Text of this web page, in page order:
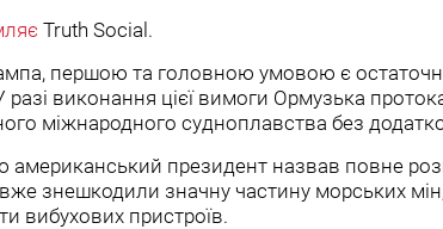
Truth Social.
першою та головною умовою є
разі виконання цієї вимоги Ормузька
міжнародного судноплавства без
президент назвав повне
знешкодили значну частину морських
вибухових пристроїв.